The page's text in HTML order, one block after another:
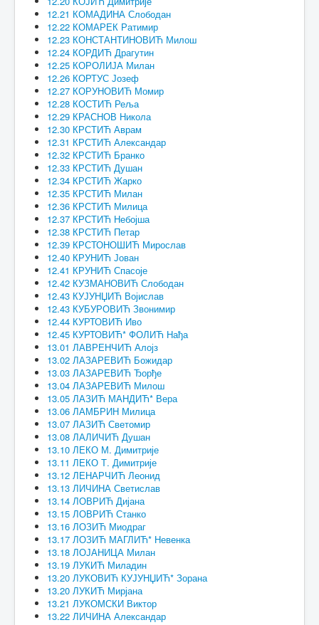
12.21 КОМАДИНА Слободан
12.22 КОМАРЕК Ратимир
12.23 КОНСТАНТИНОВИЋ Милош
12.24 КОРДИЋ Драгутин
12.25 КОРОЛИЈА Милан
12.26 КОРТУС Јозеф
12.27 КОРУНОВИЋ Момир
12.28 КОСТИЋ Реља
12.29 КРАСНОВ Никола
12.30 КРСТИЋ Аврам
12.31 КРСТИЋ Александар
12.32 КРСТИЋ Бранко
12.33 КРСТИЋ Душан
12.34 КРСТИЋ Жарко
12.35 КРСТИЋ Милан
12.36 КРСТИЋ Милица
12.37 КРСТИЋ Небојша
12.38 КРСТИЋ Петар
12.39 КРСТОНОШИЋ Мирослав
12.40 КРУНИЋ Јован
12.41 КРУНИЋ Спасоје
12.42 КУЗМАНОВИЋ Слободан
12.43 КУЈУНЏИЋ Војислав
12.43 КУБУРОВИЋ Звонимир
12.44 КУРТОВИЋ Иво
12.45 КУРТОВИЋ* ФОЛИЋ Нађа
13.01 ЛАВРЕНЧИЋ Алојз
13.02 ЛАЗАРЕВИЋ Божидар
13.03 ЛАЗАРЕВИЋ Ђорђе
13.04 ЛАЗАРЕВИЋ Милош
13.05 ЛАЗИЋ МАНДИЋ* Вера
13.06 ЛАМБРИН Милица
13.07 ЛАЗИЋ Светомир
13.08 ЛАЛИЧИЋ Душан
13.10 ЛЕКО М. Димитрије
13.11 ЛЕКО Т. Димитрије
13.12 ЛЕНАРЧИЋ Леонид
13.13 ЛИЧИНА Светислав
13.14 ЛОВРИЋ Дијана
13.15 ЛОВРИЋ Станко
13.16 ЛОЗИЋ Миодраг
13.17 ЛОЗИЋ МАГЛИЋ* Невенка
13.18 ЛОЈАНИЦА Милан
13.19 ЛУКИЋ Миладин
13.20 ЛУКОВИЋ КУЈУНЏИЋ* Зорана
13.20 ЛУКИЋ Мирјана
13.21 ЛУКОМСКИ Виктор
13.22 ЛИЧИНА Александар